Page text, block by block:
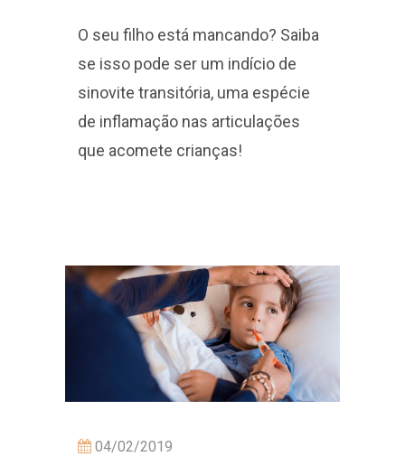
O seu filho está mancando? Saiba
se isso pode ser um indício de
sinovite transitória, uma espécie
de inflamação nas articulações
que acomete crianças!
04/02/2019